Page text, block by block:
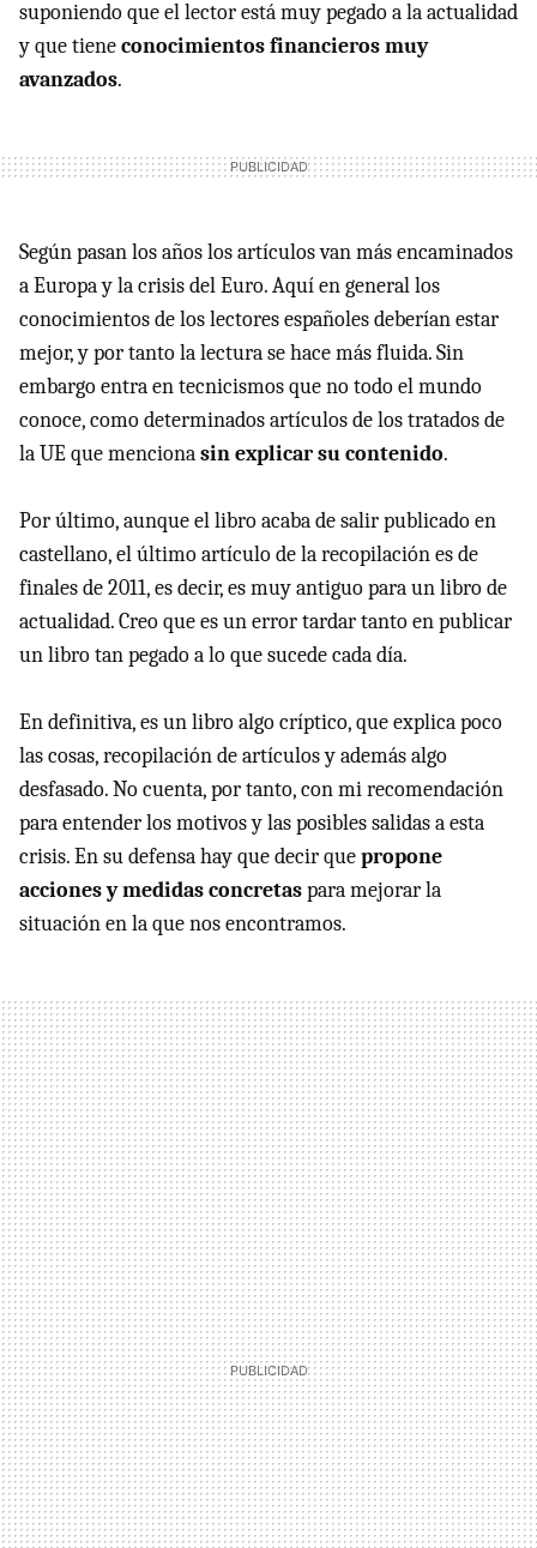
suponiendo que el lector está muy pegado a la actualidad
y que tieneconocimientos financieros muy
avanzados.
Según pasan los años los artículos van más encaminados
a Europa y la crisis del Euro. Aquí en general los
conocimientos de los lectores españoles deberían estar
mejor, y por tanto la lectura se hace más fluida. Sin
embargo entra en tecnicismos que no todo el mundo
conoce, como determinados artículos de los tratados de
la UE que mencionasin explicar su contenido.
Por último, aunque el libro acaba de salir publicado en
castellano, el último artículo de la recopilación es de
finales de 2011, es decir, es muy antiguo para un libro de
actualidad. Creo que es un error tardar tanto en publicar
un libro tan pegado a lo que sucede cada día.
En definitiva, es un libro algo críptico, que explica poco
las cosas, recopilación de artículos y además algo
desfasado. No cuenta, por tanto, con mi recomendación
para entender los motivos y las posibles salidas a esta
crisis. En su defensa hay que decir quepropone
acciones y medidas concretaspara mejorar la
situación en la que nos encontramos.